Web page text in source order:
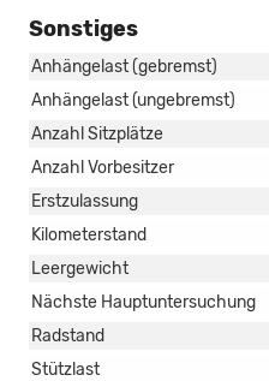
Sonstiges
Anhängelast (gebremst)
Anhängelast (ungebremst)
Anzahl Sitzplätze
Anzahl Vorbesitzer
Erstzulassung
Kilometerstand
Leergewicht
Nächste Hauptuntersuchung
Radstand
Stützlast